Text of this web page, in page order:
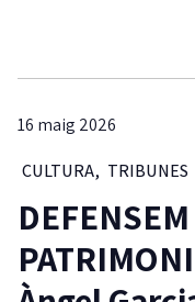
16 maig 2026
CULTURA, TRIBUNES